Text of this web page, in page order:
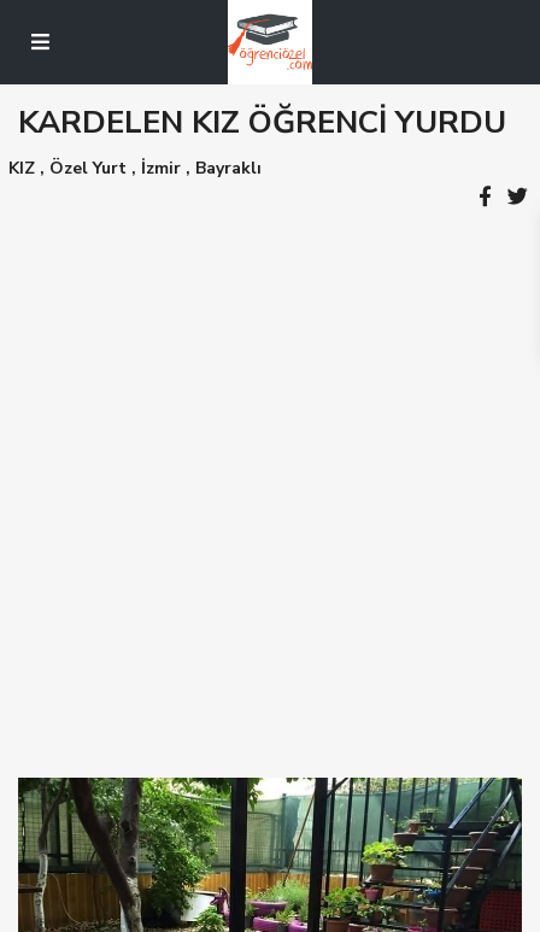
KARDELEN KIZ ÖĞRENCİ YURDU
KIZ , Özel Yurt , İzmir , Bayraklı